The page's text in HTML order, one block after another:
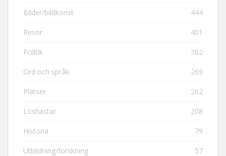
Bilder/bildkonst 444
Resor 401
Politik 362
Ord och språk 269
Platser 262
Löshästar 208
Historia 79
Utbildning/forskning 57